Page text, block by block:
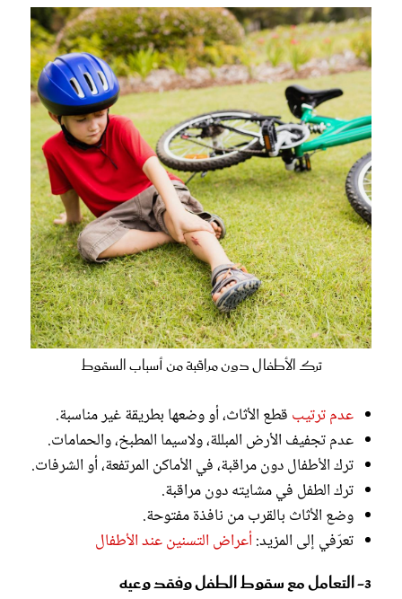
ترك الأطفال دون مراقبة من أسباب السقوط
عدم ترتيب قطع الأثاث، أو وضعها بطريقة غير مناسبة.
عدم تجفيف الأرض المبللة، ولاسيما المطبخ، والحمامات.
ترك الأطفال دون مراقبة، في الأماكن المرتفعة، أو الشرفات.
ترك الطفل في مشايته دون مراقبة.
وضع الأثاث بالقرب من نافذة مفتوحة.
تعرّفي إلى المزيد:أعراض التسنين عند الأطفال
3- التعامل مع سقوط الطفل وفقد وعيه